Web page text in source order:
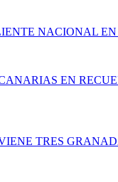
NACIONAL
EN
TRES